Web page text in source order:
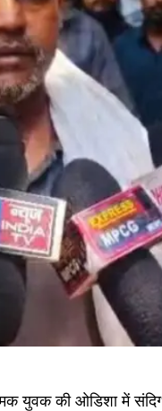
की ओडिशा में संदिग्ध